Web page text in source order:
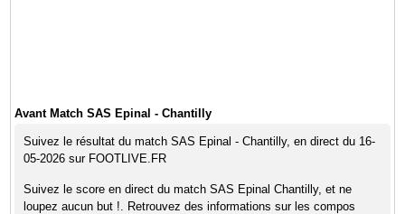
Avant Match SAS Epinal - Chantilly
Suivez le résultat du match SAS Epinal - Chantilly, en direct du 16-
05-2026 sur FOOTLIVE.FR
Suivez le score en direct du match SAS Epinal Chantilly, et ne
loupez aucun but !. Retrouvez des informations sur les compos